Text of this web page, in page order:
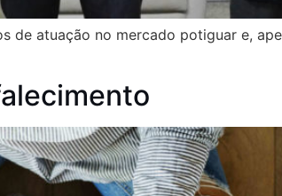
de atuação no mercado potiguar e,